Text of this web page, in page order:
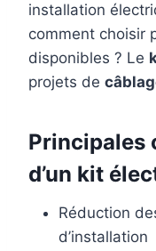
installation
comment choisir
disponibles ? Le
projets de
Principales
d’un kit
Réduction
d’installation